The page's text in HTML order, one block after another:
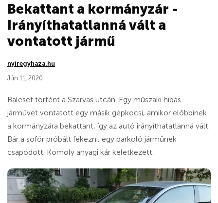
Bekattant a kormányzár -
Irányíthatatlanná vált a
vontatott jármű
nyiregyhaza.hu
Jún 11, 2020
Baleset történt a Szarvas utcán. Egy műszaki hibás
járművet vontatott egy másik gépkocsi, amikor előbbinek
a kormányzára bekattant, így az autó irányíthatatlanná vált.
Bár a sofőr próbált fékezni, egy parkoló járműnek
csapódott. Komoly anyagi kár keletkezett.